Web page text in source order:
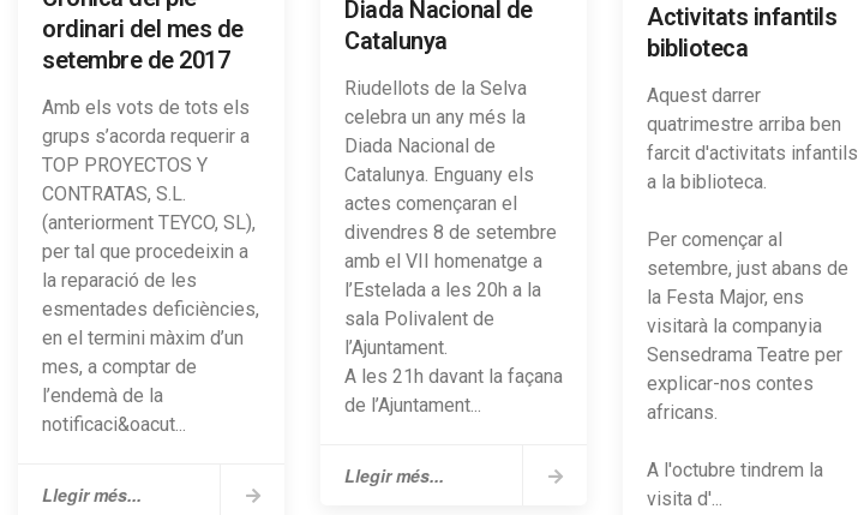
ordinari del mes de
setembre de 2017
Amb els vots de tots els
grups s’acorda requerir a
TOP PROYECTOS Y
CONTRATAS, S.L.
(anteriorment TEYCO, SL),
per tal que procedeixin a
la reparació de les
esmentades deficiències,
en el termini màxim d’un
mes, a comptar de
l’endemà de la
notificaci&oacut...
Llegir més...
Diada Nacional de
Catalunya
Riudellots de la Selva
celebra un any més la
Diada Nacional de
Catalunya. Enguany els
actes començaran el
divendres 8 de setembre
amb el VII homenatge a
l’Estelada a les 20h a la
sala Polivalent de
l’Ajuntament.
A les 21h davant la façana
de l’Ajuntament...
Llegir més...
Activitats infantils
biblioteca
Aquest darrer
quatrimestre arriba ben
farcit d'activitats infantils
a la biblioteca.
Per començar al
setembre, just abans de
la Festa Major, ens
visitarà la companyia
Sensedrama Teatre per
explicar-nos contes
africans.
A l'octubre tindrem la
visita d'...